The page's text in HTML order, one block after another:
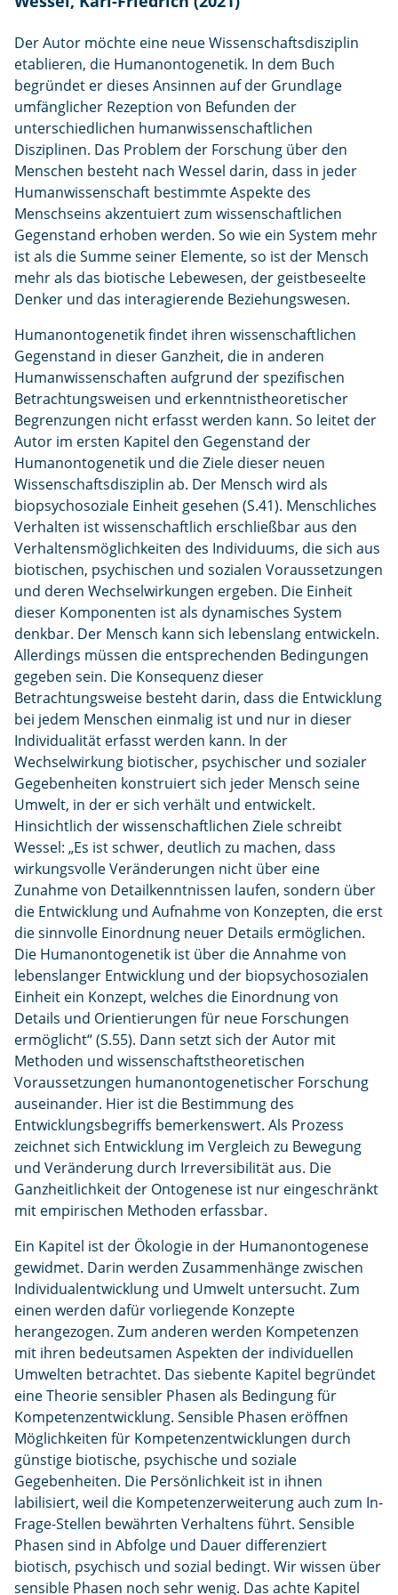
Der Autor möchte eine neue Wissenschaftsdisziplin
etablieren, die Humanontogenetik. In dem Buch
begründet er dieses Ansinnen auf der Grundlage
umfänglicher Rezeption von Befunden der
unterschiedlichen humanwissenschaftlichen
Disziplinen. Das Problem der Forschung über den
Menschen besteht nach Wessel darin, dass in jeder
Humanwissenschaft bestimmte Aspekte des
Menschseins akzentuiert zum wissenschaftlichen
Gegenstand erhoben werden. So wie ein System mehr
ist als die Summe seiner Elemente, so ist der Mensch
mehr als das biotische Lebewesen, der geistbeseelte
Denker und das interagierende Beziehungswesen.
Humanontogenetik findet ihren wissenschaftlichen
Gegenstand in dieser Ganzheit, die in anderen
Humanwissenschaften aufgrund der spezifischen
Betrachtungsweisen und erkenntnistheoretischer
Begrenzungen nicht erfasst werden kann. So leitet der
Autor im ersten Kapitel den Gegenstand der
Humanontogenetik und die Ziele dieser neuen
Wissenschaftsdisziplin ab. Der Mensch wird als
biopsychosoziale Einheit gesehen (S.41). Menschliches
Verhalten ist wissenschaftlich erschließbar aus den
Verhaltensmöglichkeiten des Individuums, die sich aus
biotischen, psychischen und sozialen Voraussetzungen
und deren Wechselwirkungen ergeben. Die Einheit
dieser Komponenten ist als dynamisches System
denkbar. Der Mensch kann sich lebenslang entwickeln.
Allerdings müssen die entsprechenden Bedingungen
gegeben sein. Die Konsequenz dieser
Betrachtungsweise besteht darin, dass die Entwicklung
bei jedem Menschen einmalig ist und nur in dieser
Individualität erfasst werden kann. In der
Wechselwirkung biotischer, psychischer und sozialer
Gegebenheiten konstruiert sich jeder Mensch seine
Umwelt, in der er sich verhält und entwickelt.
Hinsichtlich der wissenschaftlichen Ziele schreibt
Wessel: „Es ist schwer, deutlich zu machen, dass
wirkungsvolle Veränderungen nicht über eine
Zunahme von Detailkenntnissen laufen, sondern über
die Entwicklung und Aufnahme von Konzepten, die erst
die sinnvolle Einordnung neuer Details ermöglichen.
Die Humanontogenetik ist über die Annahme von
lebenslanger Entwicklung und der biopsychosozialen
Einheit ein Konzept, welches die Einordnung von
Details und Orientierungen für neue Forschungen
ermöglicht“ (S.55). Dann setzt sich der Autor mit
Methoden und wissenschaftstheoretischen
Voraussetzungen humanontogenetischer Forschung
auseinander. Hier ist die Bestimmung des
Entwicklungsbegriffs bemerkenswert. Als Prozess
zeichnet sich Entwicklung im Vergleich zu Bewegung
und Veränderung durch Irreversibilität aus. Die
Ganzheitlichkeit der Ontogenese ist nur eingeschränkt
mit empirischen Methoden erfassbar.
Ein Kapitel ist der Ökologie in der Humanontogenese
gewidmet. Darin werden Zusammenhänge zwischen
Individualentwicklung und Umwelt untersucht. Zum
einen werden dafür vorliegende Konzepte
herangezogen. Zum anderen werden Kompetenzen
mit ihren bedeutsamen Aspekten der individuellen
Umwelten betrachtet. Das siebente Kapitel begründet
eine Theorie sensibler Phasen als Bedingung für
Kompetenzentwicklung. Sensible Phasen eröffnen
Möglichkeiten für Kompetenzentwicklungen durch
günstige biotische, psychische und soziale
Gegebenheiten. Die Persönlichkeit ist in ihnen
labilisiert, weil die Kompetenzerweiterung auch zum In-
Frage-Stellen bewährten Verhaltens führt. Sensible
Phasen sind in Abfolge und Dauer differenziert
biotisch, psychisch und sozial bedingt. Wir wissen über
sensible Phasen noch sehr wenig. Das achte Kapitel